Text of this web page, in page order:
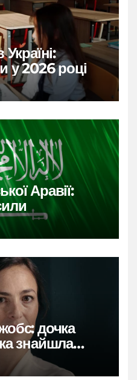
у 2026 році
Аравії:
дочка
знайшла